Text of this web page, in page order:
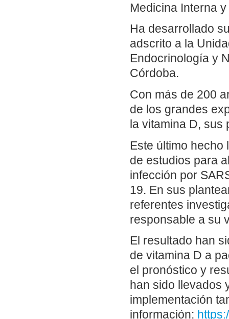
Medicina Interna
Ha desarrollado
adscrito a la
Endocrinología y
Córdoba.
Con más de 200
de los grandes
la vitamina D,
Este último hecho
de estudios para
infección por
19. En sus
referentes
responsable a su
El resultado han
de vitamina D a
el pronóstico y
han sido llevados
implementación
información: